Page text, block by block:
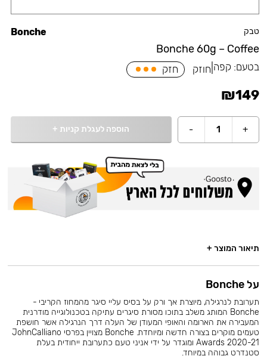
טבק
Bonche 60g – Coffee
Bonche
בטעם: קפה חוזק חזק
₪149
+
1
- הוספה לעגלת קניות +
תיאור המוצר +
על Bonche
תערובת לנרגילה, מיוצרת אך ורק על בסיס עליי סיגר מהמחוז הקריבי -
Bonche המותג משלב בתוכו מסורת סיגרים עתיקה בטכנולוגייה מודרנית
המעבירה את הארומה והאופי המעודן של העלה דרך הנרגילה אשר חושפת
טעמים מוקרים בצורה חדשה ומיוחדת. Bonche מצויין בפרסי JohnCalliano
Awards 2020-21 ומוגדר על ידי אניני טעם כתערובת ייחודית בעלת
סטנדרט גבוהה במיוחד.